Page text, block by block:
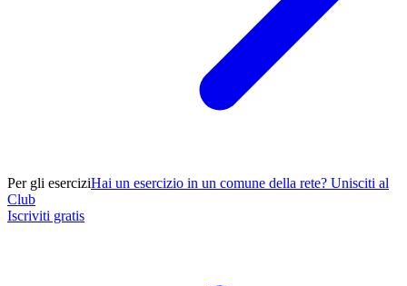
Per gli eserciziHai un esercizio in un comune della rete? Unisciti al
Club
Iscriviti gratis